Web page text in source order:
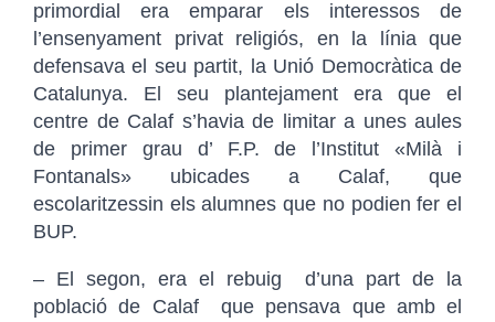
primordial era emparar els interessos de
l’ensenyament privat religiós, en la línia que
defensava el seu partit, la Unió Democràtica de
Catalunya. El seu plantejament era que el
centre de Calaf s’havia de limitar a unes aules
de primer grau d’ F.P. de l’Institut «Milà i
Fontanals» ubicades a Calaf, que
escolaritzessin els alumnes que no podien fer el
BUP.
– El segon, era el rebuig d’una part de la
població de Calaf que pensava que amb el